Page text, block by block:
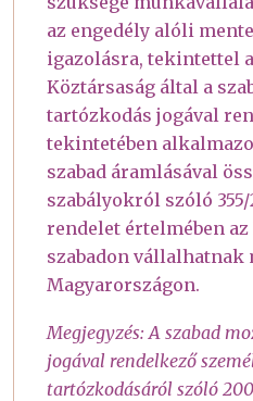
az engedély alóli
igazolásra, tekintettel
Köztársaság által a
tartózkodás jogával
tekintetében
szabad áramlásával
szabályokról szóló 355/
rendelet értelmében
szabadon vállalhatnak
Magyarországon.
Megjegyzés: A szabad
jogával rendelkező
tartózkodásáról szóló